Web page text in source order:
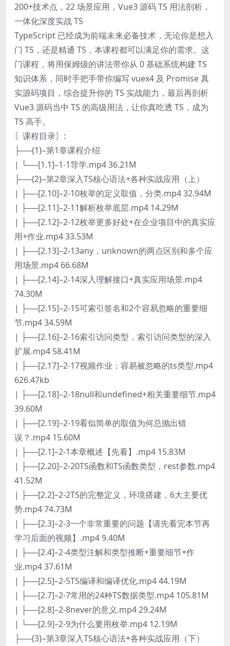
200+技术点，22 场景应用，Vue3 源码 TS 用法剖析，
一体化深度实战 TS
TypeScript 已经成为前端未来必备技术，无论你是想入
门 TS，还是精通 TS，本课程都可以满足你的需求。这
门课程，将用保姆级的讲法带你从 0 基础系统构建 TS
知识体系，同时手把手带你编写 vuex4 及 Promise 真
实源码项目，综合提升你的 TS 实战能力，最后再剖析
Vue3 源码当中 TS 的高级用法，让你真吃透 TS，成为
TS 高手。
〖课程目录〗:
├──{1}–第1章课程介绍
| └──[1.1]–1-1导学.mp4 36.21M
├──{2}–第2章深入TS核心语法+各种实战应用（上）
| ├──[2.10]–2-10枚举的定义取值，分类.mp4 32.94M
| ├──[2.11]–2-11解析枚举底层.mp4 14.29M
| ├──[2.12]–2-12枚举更多好处+在企业项目中的真实应
用+作业.mp4 33.53M
| ├──[2.13]–2-13any，unknown的两点区别和多个应
用场景.mp4 66.68M
| ├──[2.14]–2-14深入理解接口+真实应用场景.mp4
74.30M
| ├──[2.15]–2-15可索引签名和2个容易忽略的重要细
节.mp4 34.59M
| ├──[2.16]–2-16索引访问类型，索引访问类型的深入
扩展.mp4 58.41M
| ├──[2.17]–2-17视频作业：容易被忽略的ts类型.mp4
626.47kb
| ├──[2.18]–2-18null和undefined+相关重要细节.mp4
39.60M
| ├──[2.19]–2-19看似简单的取值为何总抛出错
误？.mp4 15.60M
| ├──[2.1]–2-1本章概述【先看】.mp4 15.83M
| ├──[2.20]–2-20TS函数和TS函数类型，rest参数.mp4
41.52M
| ├──[2.2]–2-2TS的完整定义，环境搭建，6大主要优
势.mp4 74.73M
| ├──[2.3]–2-3一个非常重要的问题【请先看完本节再
学习后面的视频】.mp4 9.40M
| ├──[2.4]–2-4类型注解和类型推断+重要细节+作
业.mp4 37.61M
| ├──[2.5]–2-5TS编译和编译优化.mp4 44.19M
| ├──[2.7]–2-7常用的24种TS数据类型.mp4 105.81M
| ├──[2.8]–2-8never的意义.mp4 29.24M
| └──[2.9]–2-9为什么要用枚举.mp4 12.19M
├──{3}–第3章深入TS核心语法+各种实战应用（下）